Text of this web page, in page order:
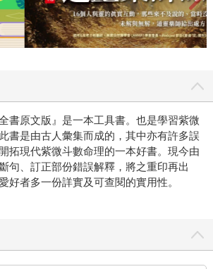
原文版』是一本工具書。也是學習紫微
書是由古人彙集而成的，其中亦有許多誤
拓現代紫微斗數命理的一本好書。現今由
句、訂正部份錯誤解釋，將之重印再出
好者多一份詳實及可查閱的實用性。